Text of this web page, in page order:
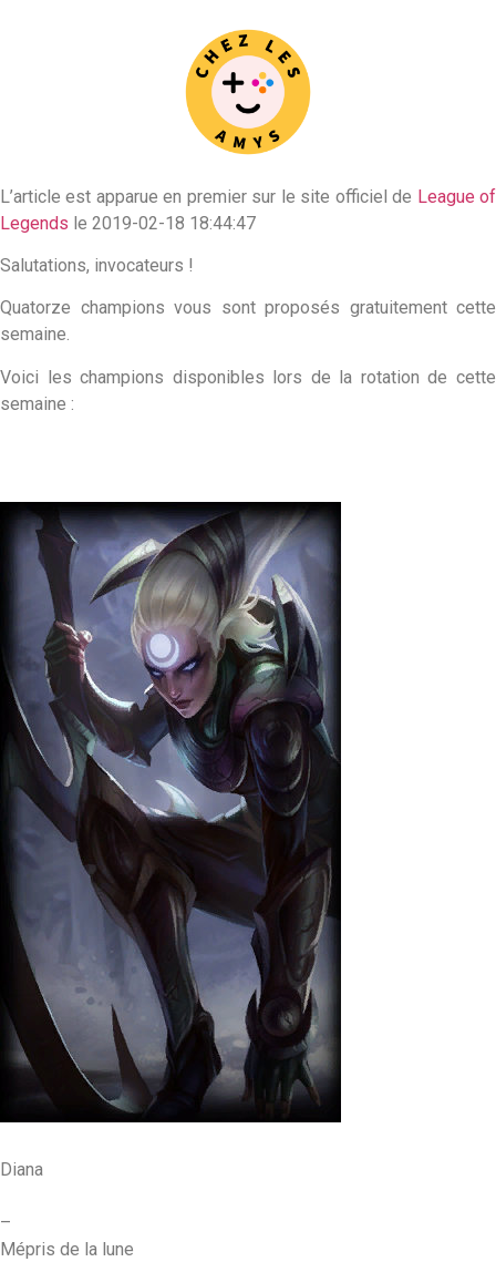
L’article est apparue en premier sur le site officiel de League of
Legends le 2019-02-18 18:44:47
Salutations, invocateurs !
Quatorze champions vous sont proposés gratuitement cette
semaine.
Voici les champions disponibles lors de la rotation de cette
semaine :
Diana
–
Mépris de la lune